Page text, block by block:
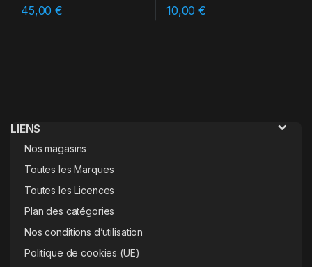
45,00€ 10,00€
LIENS
Nos magasins
Toutes les Marques
Toutes les Licences
Plan des catégories
Nos conditions d’utilisation
Politique de cookies (UE)